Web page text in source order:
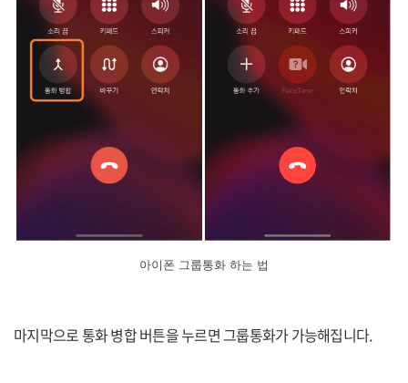
아이폰 그룹통화 하는 법
마지막으로 통화 병합 버튼을 누르면 그룹통화가 가능해집니다.